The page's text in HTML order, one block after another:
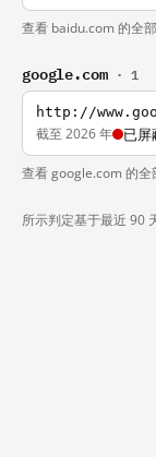
查看 baidu.com 的全
google.com · 1
http://
截至 2026 年 已屏
查看 google.com 的
所示判定基于最近 90